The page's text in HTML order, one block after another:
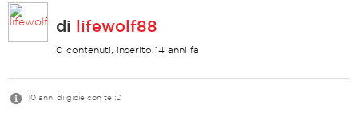
di lifewolf88
0 contenuti, inserito 14 anni fa
10 anni di gioie con te :D